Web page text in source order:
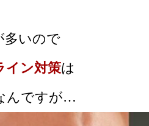
多いので
イン対策は
んですが…